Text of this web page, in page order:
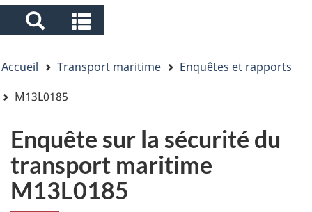
Search
and
menus
and
menus
êtes
ici
Accueil Transport maritime
Enquêtes et rapports
M13L0185
Enquête sur la sécurité du
transport maritime
M13L0185